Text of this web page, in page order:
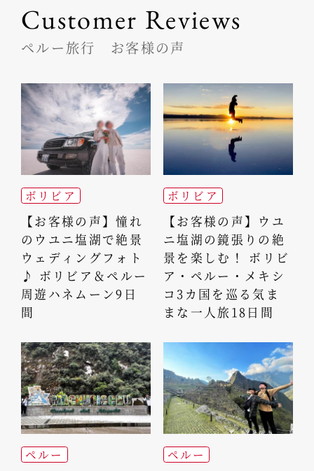
工夫～
Customer Reviews
ペルー旅行 お客様の声
ボリビア
【お客様の声】憧れ
のウユニ塩湖で絶景
ウェディングフォト
♪ ボリビア＆ペルー
周遊ハネムーン9日
間
ボリビア
【お客様の声】ウユ
ニ塩湖の鏡張りの絶
景を楽しむ！ ボリビ
ア・ペルー・メキシ
コ3カ国を巡る気ま
まな一人旅18日間
ペルー ペルー